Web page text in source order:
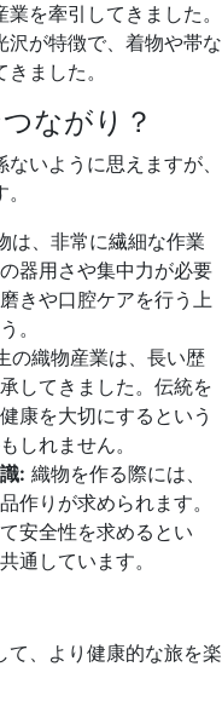
を牽引してきました。
沢が特徴で、着物や帯な
ました。
ながり？
いように思えますが、
は、非常に繊細な作業
器用さや集中力が必要
きや口腔ケアを行う上
。
の織物産業は、長い歴
してきました。伝統を
康を大切にするという
しれません。
: 織物を作る際には、
作りが求められます。
安全性を求めるとい
通しています。
て、より健康的な旅を楽